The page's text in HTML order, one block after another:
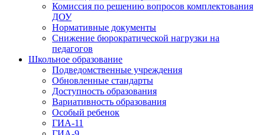
Комиссия по решению вопросов комплектования
ДОУ
Нормативные документы
Снижение бюрократической нагрузки на
педагогов
Школьное образование
Подведомственные учреждения
Обновленные стандарты
Доступность образования
Вариативность образования
Особый ребенок
ГИА-11